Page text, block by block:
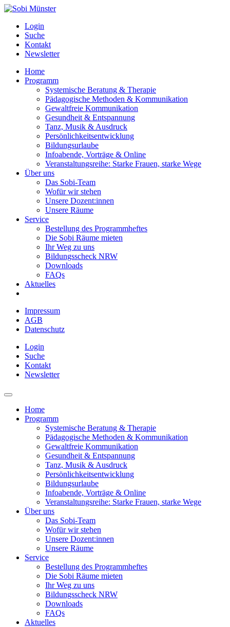
Login
Suche
Kontakt
Newsletter
Home
Programm
Systemische Beratung & Therapie
Pädagogische Methoden & Kommunikation
Gewaltfreie Kommunikation
Gesundheit & Entspannung
Tanz, Musik & Ausdruck
Persönlichkeitsentwicklung
Bildungsurlaube
Infoabende, Vorträge & Online
Veranstaltungsreihe: Starke Frauen, starke Wege
Über uns
Das Sobi-Team
Wofür wir stehen
Unsere Dozent:innen
Unsere Räume
Service
Bestellung des Programmheftes
Die Sobi Räume mieten
Ihr Weg zu uns
Bildungsscheck NRW
Downloads
FAQs
Aktuelles
Impressum
AGB
Datenschutz
Login
Suche
Kontakt
Newsletter
Home
Programm
Systemische Beratung & Therapie
Pädagogische Methoden & Kommunikation
Gewaltfreie Kommunikation
Gesundheit & Entspannung
Tanz, Musik & Ausdruck
Persönlichkeitsentwicklung
Bildungsurlaube
Infoabende, Vorträge & Online
Veranstaltungsreihe: Starke Frauen, starke Wege
Über uns
Das Sobi-Team
Wofür wir stehen
Unsere Dozent:innen
Unsere Räume
Service
Bestellung des Programmheftes
Die Sobi Räume mieten
Ihr Weg zu uns
Bildungsscheck NRW
Downloads
FAQs
Aktuelles